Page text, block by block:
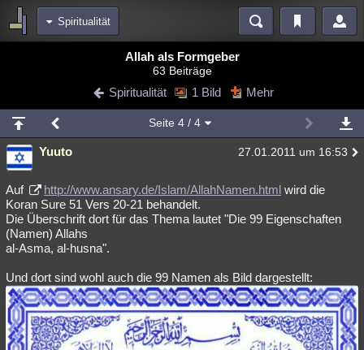
Spiritualität
Blogs
Chat Wiki Neuigkeiten
meine Rubriken
Menschen Mystery Kriminalfälle
Spiritualität Verschwörungen Technologie Ufologie
Natur Umfragen Unterhaltung
weitere Rubriken
Astronomie Helpdesk Gruppen Gaming Filme
Musik Clash Verbesserungen Allmystery English
Allah als Formgeber
63 Beiträge
Spiritualität 1 Bild Mehr
Seite 4/ 4
Yuuto 27.01.2011 um 16:53
Auf http://www.ansary.de/Islam/AllahNamen.html wird die
Koran Sure 51 Vers 20-21 behandelt.
Die Überschrift dort für das Thema lautet "Die 99 Eigenschaften
(Namen) Allahs
al-Asma, al-husna".
Und dort sind wohl auch die 99 Namen als Bild dargestellt: